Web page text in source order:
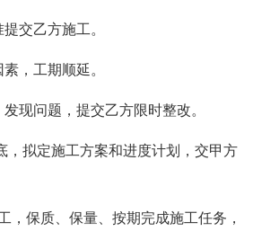
交乙方施工。
，工期顺延。
现问题，提交乙方限时整改。
，拟定施工方案和进度计划，交甲方
，保质、保量、按期完成施工任务，